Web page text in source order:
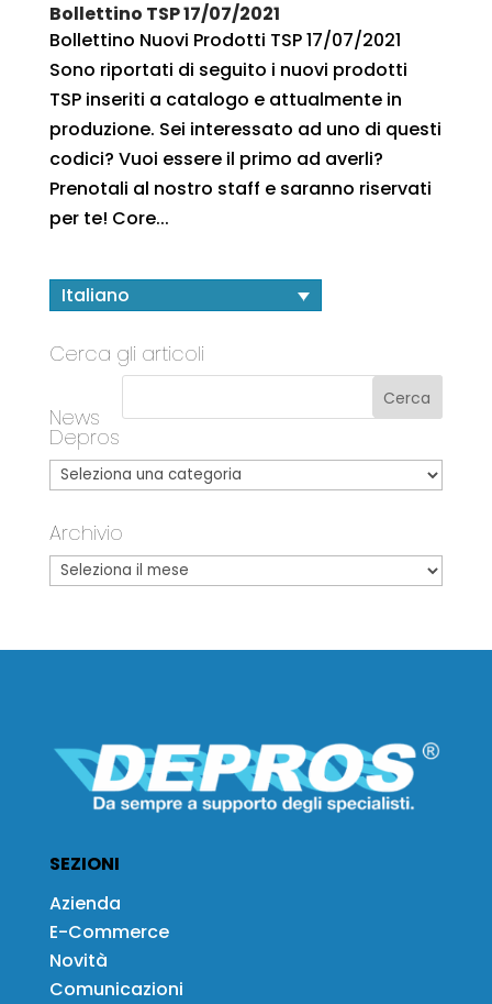
Bollettino TSP 17/07/2021
Bollettino Nuovi Prodotti TSP 17/07/2021
Sono riportati di seguito i nuovi prodotti
TSP inseriti a catalogo e attualmente in
produzione. Sei interessato ad uno di questi
codici? Vuoi essere il primo ad averli?
Prenotali al nostro staff e saranno riservati
per te! Core...
Italiano
Cerca gli articoli
News
Depros
Archivio
SEZIONI
Azienda
E-Commerce
Novità
Comunicazioni